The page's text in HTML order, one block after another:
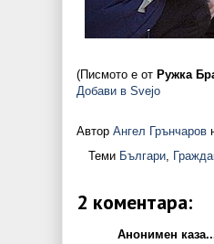
(Писмото е от Ружка
Добави в Svejo
Автор Ангел Грънчаров
Теми Българи,
2 коментара:
Анонимен